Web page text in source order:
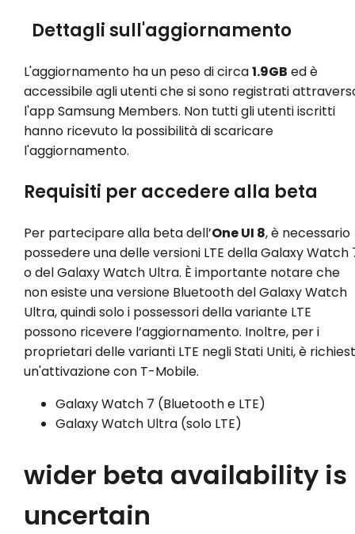
Dettagli sull'aggiornamento
L'aggiornamento ha un peso di circa1.9GB ed è
accessibile agli utenti che si sono registrati
l'app Samsung Members. Non tutti gli utenti iscritti
hanno ricevuto la possibilità di scaricare
l'aggiornamento.
Requisiti per accedere alla beta
Per partecipare alla beta dell’One UI 8, è necessario
possedere una delle versioni LTE della Galaxy Watch
o del Galaxy Watch Ultra. È importante notare che
non esiste una versione Bluetooth del Galaxy Watch
Ultra, quindi solo i possessori della variante LTE
possono ricevere l’aggiornamento. Inoltre, per i
proprietari delle varianti LTE negli Stati Uniti, è
un'attivazione con T-Mobile.
Galaxy Watch 7 (Bluetooth e LTE)
Galaxy Watch Ultra (solo LTE)
wider beta availability is
uncertain